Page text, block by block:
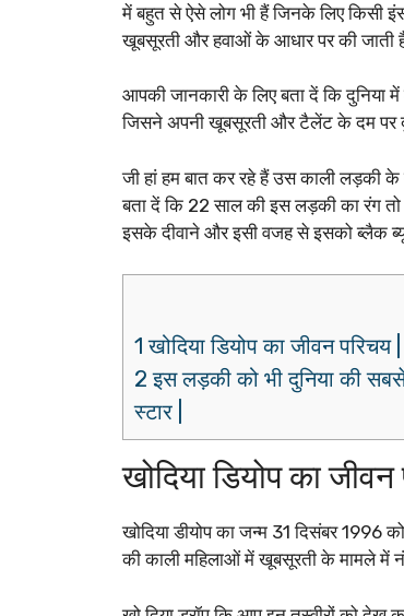
में बहुत से ऐसे लोग भी हैं जिनके लिए किसी
खूबसूरती और हवाओं के आधार पर की जाती है
आपकी जानकारी के लिए बता दें कि दुनिया
जिसने अपनी खूबसूरती और टैलेंट के दम पर
जी हां हम बात कर रहे हैं उस काली लड़की
बता दें कि 22 साल की इस लड़की का रंग
इसके दीवाने और इसी वजह से इसको ब्लैक
1 खोदिया डियोप का जीवन परिचय |
2 इस लड़की को भी दुनिया की
स्टार |
खोदिया डियोप का जीवन
खोदिया डीयोप का जन्म 31 दिसंबर
की काली महिलाओं में खूबसूरती के मामले में